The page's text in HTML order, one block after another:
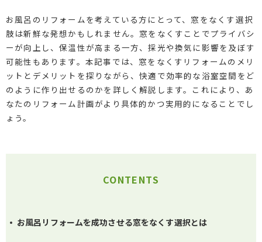
お風呂のリフォームを考えている方にとって、窓をなくす選択
肢は新鮮な発想かもしれません。窓をなくすことでプライバシ
ーが向上し、保温性が高まる一方、採光や換気に影響を及ぼす
可能性もあります。本記事では、窓をなくすリフォームのメリ
ットとデメリットを探りながら、快適で効率的な浴室空間をど
のように作り出せるのかを詳しく解説します。これにより、あ
なたのリフォーム計画がより具体的かつ実用的になることでし
ょう。
CONTENTS
お風呂リフォームを成功させる窓をなくす選択とは